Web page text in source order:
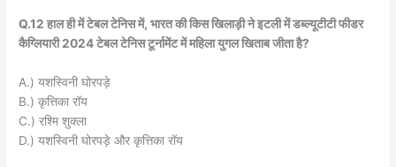
Q.12 हाल ही में टेबल टेनिस में, भारत की किस खिलाड़ी ने इटली में डब्ल्यूटीटी फीडर
कैग्लियारी 2024 टेबल टेनिस टूर्नामेंट में महिला युगल खिताब जीता है?
A.) यशस्विनी घोरपड़े
B.) कृत्तिका रॉय
C.) रश्मि शुक्ला
D.) यशस्विनी घोरपड़े और कृत्तिका रॉय